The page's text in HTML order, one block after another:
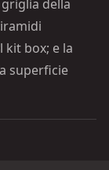
della
box; e la
superficie